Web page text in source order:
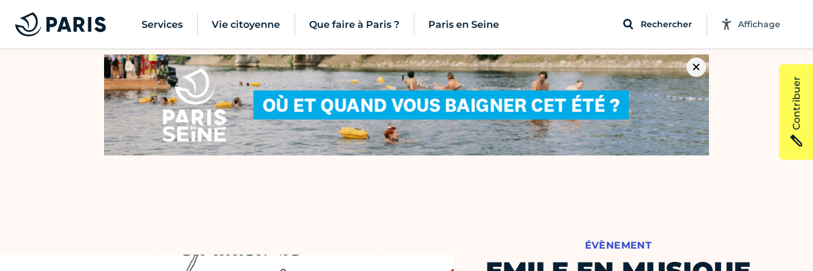
Services Vie citoyenne Que faire à Paris ? Paris en Seine Rechercher Affichage
ÉVÈNEMENT
Contribuer